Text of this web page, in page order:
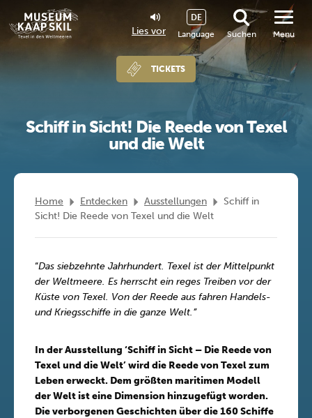
Lies vor Language
DE
Suchen
TICKETS
Menu
Schiff in Sicht! Die Reede von Texel
und die Welt
Home Entdecken Ausstellungen
Schiff in
Sicht! Die Reede von Texel und die Welt
“Das siebzehnte Jahrhundert. Texel ist der Mittelpunkt
der Weltmeere. Es herrscht ein reges Treiben vor der
Küste von Texel. Von der Reede aus fahren Handels-
und Kriegsschiffe in die ganze Welt.”
In der Ausstellung ‘Schiff in Sicht – Die Reede von
Texel und die Welt’ wird die Reede von Texel zum
Leben erweckt. Dem größten maritimen Modell
der Welt ist eine Dimension hinzugefügt worden.
Die verborgenen Geschichten über die 160 Schiffe